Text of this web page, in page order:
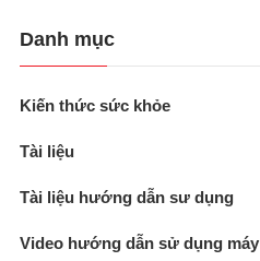
Danh mục
Kiến thức sức khỏe
Tài liệu
Tài liệu hướng dẫn sư dụng
Video hướng dẫn sử dụng máy